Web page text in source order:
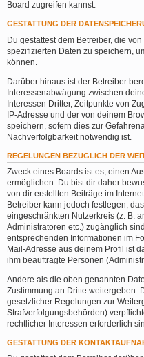
Board zugreifen kannst.
GESTATTUNG DER
Du gestattest dem Betreiber, die
spezifizierten Daten zu speichern,
können.
Darüber hinaus ist der Betreiber
Interessenabwägung zwischen
Interessen Dritter, Zeitpunkte von
IP-Adresse und der von deinem
speichern, sofern dies zur
Nachverfolgbarkeit notwendig ist.
REGELUNGEN BEZÜGLICH DER
Zweck eines Boards ist es, einen
ermöglichen. Du bist dir daher
von dir erstellten Beiträge im
Betreiber kann jedoch festlegen,
eingeschränkten Nutzerkreis (z. B.
Administratoren etc.) zugänglich
entsprechenden Informationen im
Mail-Adresse aus deinem Profil ist
ihm beauftragte Personen
Andere als die oben genannten
Zustimmung an Dritte weitergeben.
gesetzlicher Regelungen zur
Strafverfolgungsbehörden)
rechtlicher Interessen erforderlich
GESTATTUNG DER